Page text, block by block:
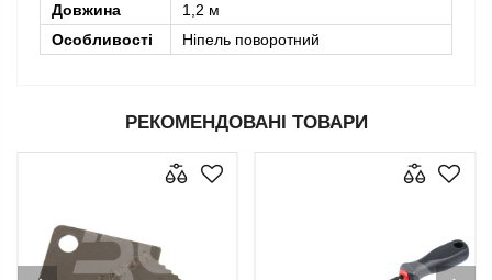
Довжина
1,2 м
Особливості
Ніпель поворотний
РЕКОМЕНДОВАНІ ТОВАРИ